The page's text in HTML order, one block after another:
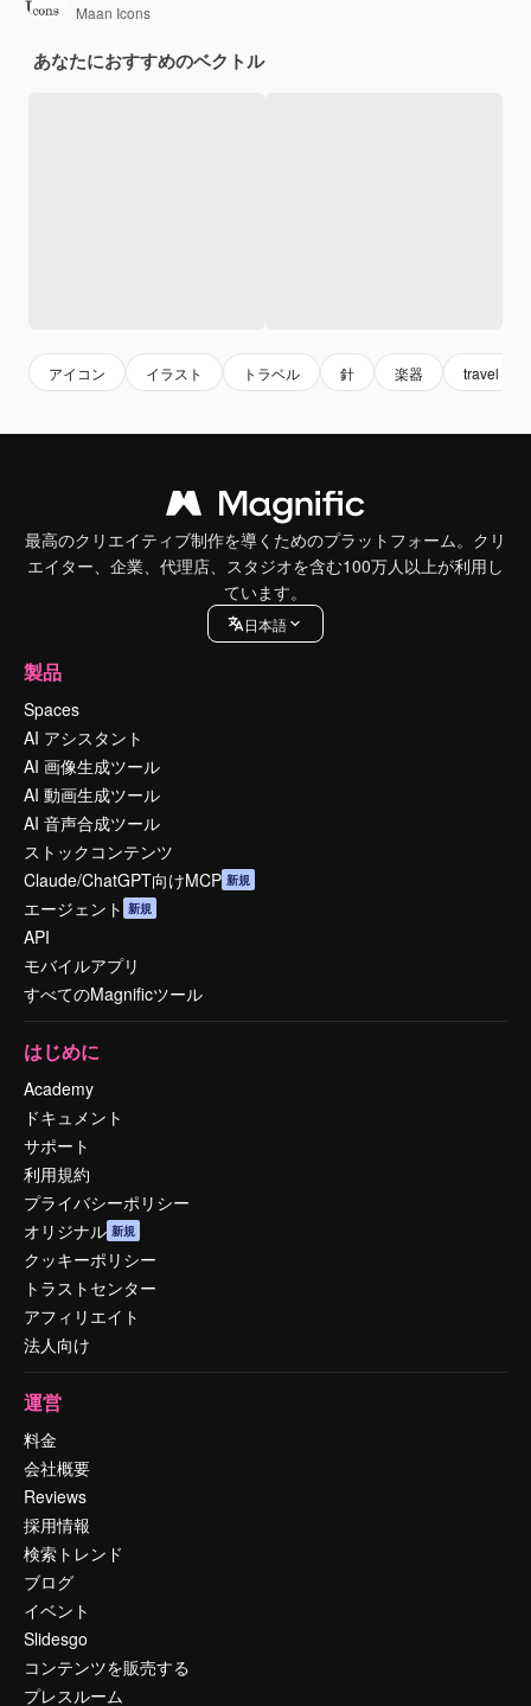
Maan Icons
あなたにおすすめのベクトル
アイコン イラスト トラベル 針 楽器 travel
最高のクリエイティブ制作を導くためのプラットフォーム。クリ
エイター、企業、代理店、スタジオを含む100万人以上が利用し
ています。
日本語
製品
Spaces
AI アシスタント
AI 画像生成ツール
AI 動画生成ツール
AI 音声合成ツール
ストックコンテンツ
Claude/ChatGPT向けMCP 新規
エージェント 新規
API
モバイルアプリ
すべてのMagnificツール
はじめに
Academy
ドキュメント
サポート
利用規約
プライバシーポリシー
オリジナル 新規
クッキーポリシー
トラストセンター
アフィリエイト
法人向け
運営
料金
会社概要
Reviews
採用情報
検索トレンド
ブログ
イベント
Slidesgo
コンテンツを販売する
プレスルーム